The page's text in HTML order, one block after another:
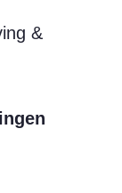
&